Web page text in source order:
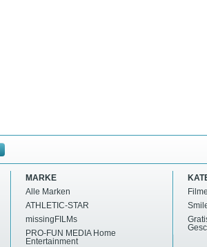
MARKE
Alle Marken
ATHLETIC-STAR
missingFILMs
PRO-FUN MEDIA Home
Entertainment
Filme